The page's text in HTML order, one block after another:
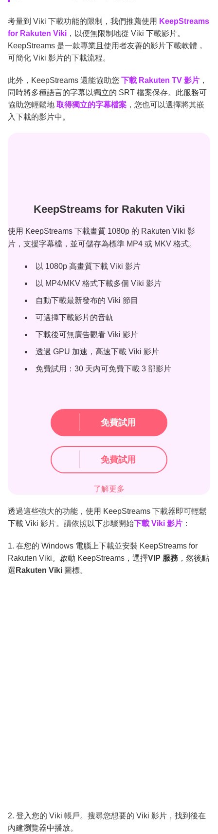
考量到 Viki 下載功能的限制，我們推薦使用 KeepStreams
for Rakuten Viki ，以便無限制地從 Viki 下載影片。
KeepStreams 是一款專業且使用者友善的影片下載軟體，
可簡化 Viki 影片的下載流程。
此外，KeepStreams 還能協助您 下載 Rakuten TV 影片 ，
同時將多種語言的字幕以獨立的 SRT 檔案保存。此服務可
協助您輕鬆地 取得獨立的字幕檔案 ，您也可以選擇將其嵌
入下載的影片中。
KeepStreams for Rakuten Viki
使用 KeepStreams 下載畫質 1080p 的 Rakuten Viki 影
片，支援字幕檔，並可儲存為標準 MP4 或 MKV 格式。
以 1080p 高畫質下載 Viki 影片
以 MP4/MKV 格式下載多個 Viki 影片
自動下載最新發布的 Viki 節目
可選擇下載影片的音軌
下載後可無廣告觀看 Viki 影片
透過 GPU 加速，高速下載 Viki 影片
免費試用：30 天內可免費下載 3 部影片
免費試用
免費試用
了解更多
透過這些強大的功能，使用 KeepStreams 下載器即可輕鬆
下載 Viki 影片。請依照以下步驟開始下載 Viki 影片 ：
1. 在您的 Windows 電腦上下載並安裝 KeepStreams for
Rakuten Viki。啟動 KeepStreams，選擇VIP 服務 ，然後點
選 Rakuten Viki 圖標。
2. 登入您的 Viki 帳戶。搜尋您想要的 Viki 影片，找到後在
內建瀏覽器中播放。